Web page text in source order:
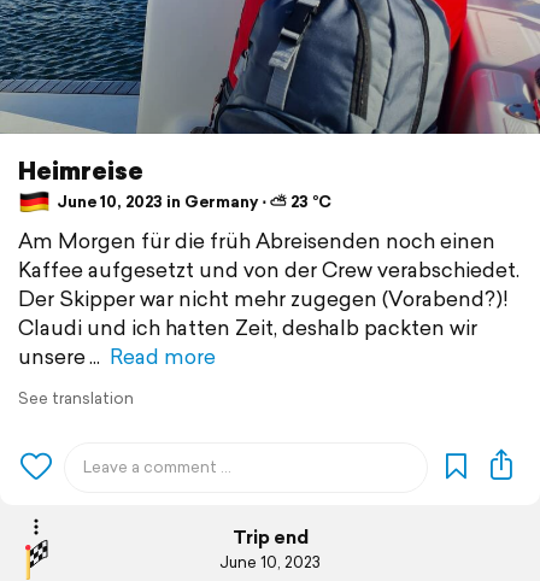
Heimreise
June 10, 2023 in Germany ⋅ ⛅ 23 °C
Am Morgen für die früh Abreisenden noch einen
Kaffee aufgesetzt und von der Crew verabschiedet.
Der Skipper war nicht mehr zugegen (Vorabend?)!
Claudi und ich hatten Zeit, deshalb packten wir
unsere
Read more
See translation
Trip end
June 10, 2023